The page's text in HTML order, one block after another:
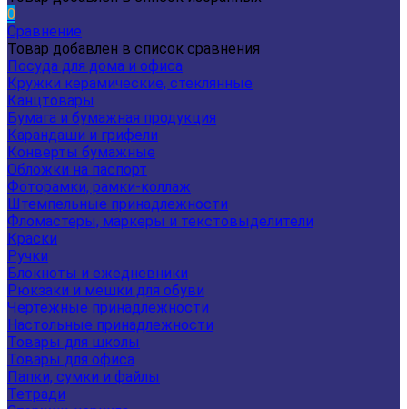
0
Сравнение
Товар добавлен в список сравнения
Посуда для дома и офиса
Кружки керамические, стеклянные
Канцтовары
Бумага и бумажная продукция
Карандаши и грифели
Конверты бумажные
Обложки на паспорт
Фоторамки, рамки-коллаж
Штемпельные принадлежности
Фломастеры, маркеры и текстовыделители
Краски
Ручки
Блокноты и ежедневники
Рюкзаки и мешки для обуви
Чертежные принадлежности
Настольные принадлежности
Товары для школы
Товары для офиса
Папки, сумки и файлы
Тетради